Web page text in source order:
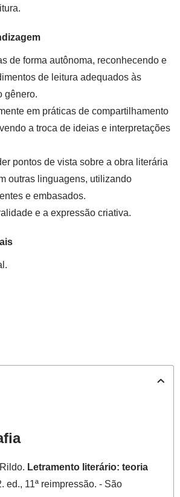
de forma autônoma, reconhecendo e
de leitura adequados às
gênero.
em práticas de compartilhamento
a troca de ideias e interpretações
pontos de vista sobre a obra literária
outras linguagens, utilizando
e embasados.
e a expressão criativa.
Letramento literário: teoria
ed., 11ª reimpressão. - São